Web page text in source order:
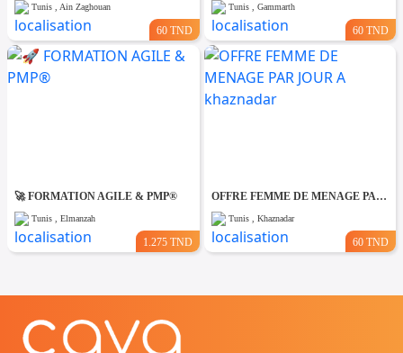
Tunis , Ain Zaghouan
60 TND
Tunis , Gammarth
60 TND
🚀 FORMATION AGILE & PMP®
Tunis , Elmanzah
1.275 TND
OFFRE FEMME DE MENAGE PAR JOUR A khaznadar
Tunis , Khaznadar
60 TND